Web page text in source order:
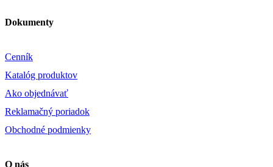
Dokumenty
Cenník
Katalóg produktov
Ako objednávať
Reklamačný poriadok
Obchodné podmienky
O nás